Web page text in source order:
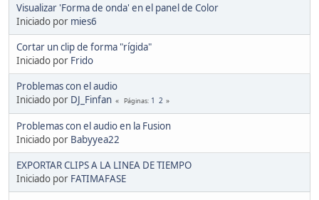
Visualizar 'Forma de onda' en el panel de Color
Iniciado por mies6
Cortar un clip de forma "rígida"
Iniciado por Frido
Problemas con el audio
Iniciado por DJ_Finfan Páginas 1 2
Problemas con el audio en la Fusion
Iniciado por Babyyea22
EXPORTAR CLIPS A LA LINEA DE TIEMPO
Iniciado por FATIMAFASE